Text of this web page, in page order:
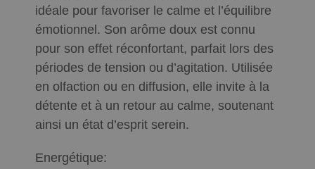
idéale pour favoriser le calme et l’équilibre
émotionnel. Son arôme doux est connu
pour son effet réconfortant, parfait lors des
périodes de tension ou d’agitation. Utilisée
en olfaction ou en diffusion, elle invite à la
détente et à un retour au calme, soutenant
ainsi un état d’esprit serein.
Energétique: